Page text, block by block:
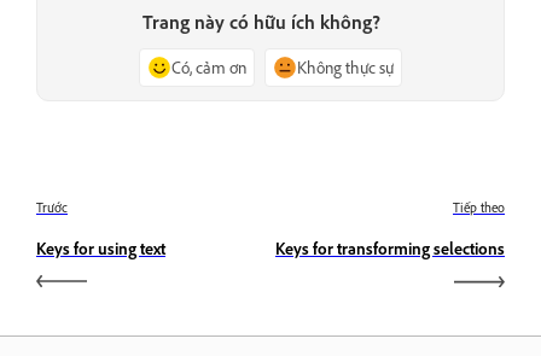
Trang này có hữu ích không?
Có, cảm ơn Không thực sự
Trước
Keys for using text
Tiếp theo
Keys for transforming selections